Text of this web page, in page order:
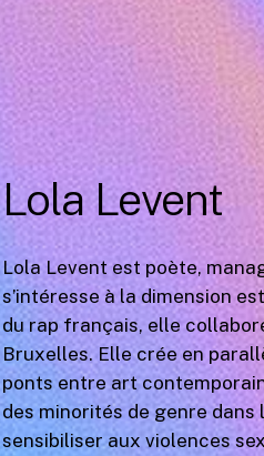
Lola Levent
Lola Levent est poète,
s’intéresse à la dimension
du rap français, elle
Bruxelles. Elle crée en
ponts entre art
des minorités de genre dans
sensibiliser aux violences